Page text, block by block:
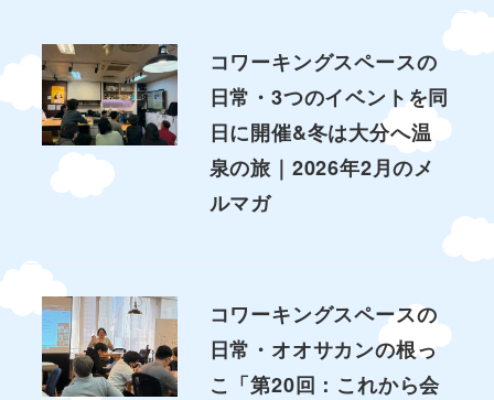
コワーキングスペースの
日常・3つのイベントを同
日に開催&冬は大分へ温
泉の旅｜2026年2月のメ
ルマガ
コワーキングスペースの
日常・オオサカンの根っ
こ「第20回：これから会